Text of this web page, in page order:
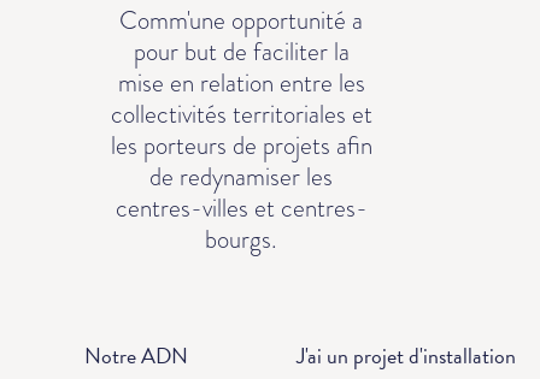
Comm'une opportunité a
pour but de faciliter la
mise en relation entre les
collectivités territoriales et
les porteurs de projets afin
de redynamiser les
centres-villes et centres-
bourgs.
Notre ADN J'ai un projet d'installation